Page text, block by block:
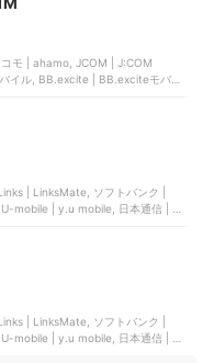
モ | ahamo, JCOM | J:COM
イル, BB.excite | BB.exciteモバイ
| LinksMate, ソフトバンク |
mobile | y.u mobile, 日本通信 | 日
| LinksMate, ソフトバンク |
mobile | y.u mobile, 日本通信 | 日